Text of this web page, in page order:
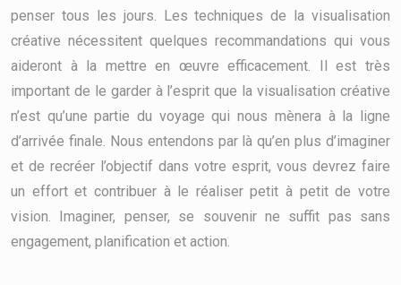
penser tous les jours. Les techniques de la visualisation
créative nécessitent quelques recommandations qui vous
aideront à la mettre en œuvre efficacement. Il est très
important de le garder à l’esprit que la visualisation créative
n’est qu’une partie du voyage qui nous mènera à la ligne
d’arrivée finale. Nous entendons par là qu’en plus d’imaginer
et de recréer l’objectif dans votre esprit, vous devrez faire
un effort et contribuer à le réaliser petit à petit de votre
vision. Imaginer, penser, se souvenir ne suffit pas sans
engagement, planification et action.